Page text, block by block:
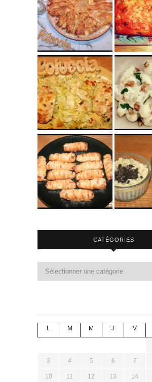
CATÉGORIES
L M M J V
3 4 5 6 7
10 11 12 13 14